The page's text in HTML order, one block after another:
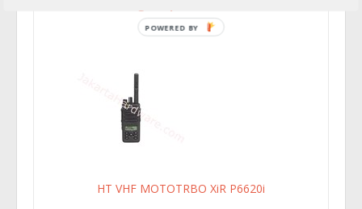
HT VHF MOTOTRBO XiR P6620i